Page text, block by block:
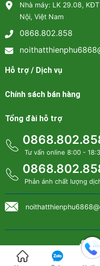
Nhà máy: LK 29.08,
Nội, Việt Nam
0868.802.858
Hỗ trợ / Dịch vụ
Chính sách bán hàng
Tổng đài hỗ trợ
Tư vấn online 8:00 -
Phản ánh chất lượng
Bản quyền